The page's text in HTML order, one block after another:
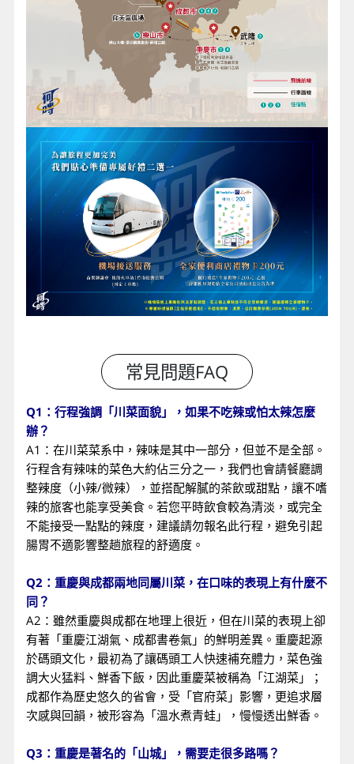
Q1：行程強調「川菜面貌」，如果不吃辣或怕太辣怎麼
辦？
A1：在川菜菜系中，辣味是其中一部分，但並不是全部。
行程含有辣味的菜色大約佔三分之一，我們也會請餐廳調
整辣度（小辣/微辣），並搭配解膩的茶飲或甜點，讓不嗜
辣的旅客也能享受美食。若您平時飲食較為清淡，或完全
不能接受一點點的辣度，建議請勿報名此行程，避免引起
腸胃不適影響整趟旅程的舒適度。
Q2：重慶與成都兩地同屬川菜，在口味的表現上有什麼不
同？
A2：雖然重慶與成都在地理上很近，但在川菜的表現上卻
有著「重慶江湖氣、成都書卷氣」的鮮明差異。重慶起源
於碼頭文化，最初為了讓碼頭工人快速補充體力，菜色強
調大火猛料、鮮香下飯，因此重慶菜被稱為「江湖菜」；
成都作為歷史悠久的省會，受「官府菜」影響，更追求層
次感與回韻，被形容為「溫水煮青蛙」，慢慢透出鮮香。
Q3：重慶是著名的「山城」，需要走很多路嗎？